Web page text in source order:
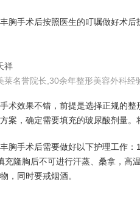
手术后按照医生的叮嘱做好术后
祥
莱名誉院长,30余年整形美容外科经
效果不错，前提是选择正规的整
案，确定需要填充的玻尿酸剂量
手术后需要做好以下护理工作：1
充隆胸后不可进行汗蒸、桑拿，高
，同时要戒烟酒。